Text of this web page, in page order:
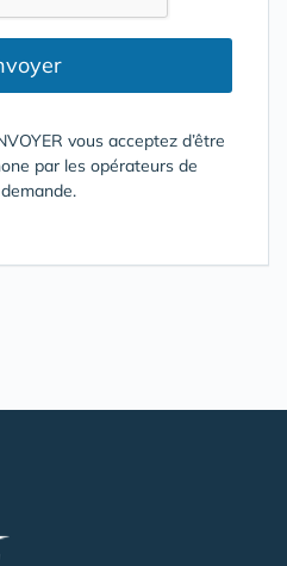
vous acceptez d’être
par les opérateurs de